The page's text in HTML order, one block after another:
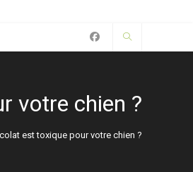
votre chien ?
est toxique pour votre chien ?